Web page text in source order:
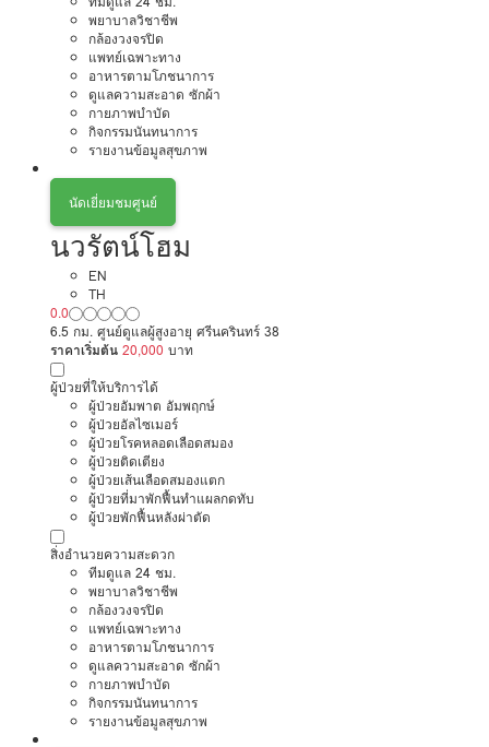
พยาบาลวิชาชีพ
กล้องวงจรปิด
แพทย์เฉพาะทาง
อาหารตามโภชนาการ
ดูแลความสะอาด ซักผ้า
กายภาพบำบัด
กิจกรรมนันทนาการ
รายงานข้อมูลสุขภาพ
นัดเยี่ยมชมศูนย์
นวรัตน์โฮม
EN
TH
0.0
6.5 กม. ศูนย์ดูแลผู้สูงอายุ ศรีนครินทร์ 38
ราคาเริ่มต้น 20,000 บาท
ผู้ป่วยที่ให้บริการได้
ผู้ป่วยอัมพาต อัมพฤกษ์
ผู้ป่วยอัลไซเมอร์
ผู้ป่วยโรคหลอดเลือดสมอง
ผู้ป่วยติดเตียง
ผู้ป่วยเส้นเลือดสมองแตก
ผู้ป่วยที่มาพักฟื้นทำแผลกดทับ
ผู้ป่วยพักฟื้นหลังผ่าตัด
สิ่งอำนวยความสะดวก
ทีมดูแล 24 ชม.
พยาบาลวิชาชีพ
กล้องวงจรปิด
แพทย์เฉพาะทาง
อาหารตามโภชนาการ
ดูแลความสะอาด ซักผ้า
กายภาพบำบัด
กิจกรรมนันทนาการ
รายงานข้อมูลสุขภาพ